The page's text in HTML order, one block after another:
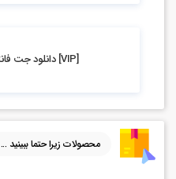
[VIP] دانلود جت فانتوم ارتش برای فایوام
محصولات زیرا حتما ببینید ...